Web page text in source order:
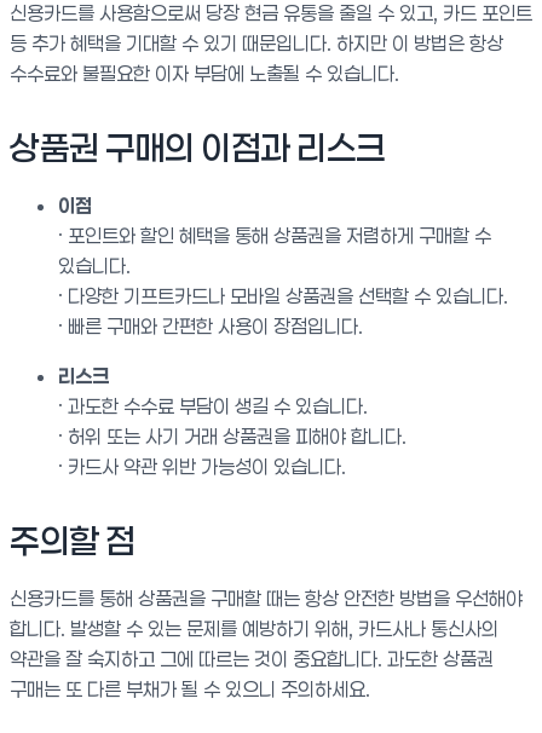
신용카드를 사용함으로써 당장 현금 유통을 줄일 수 있고, 카드 포인트
등 추가 혜택을 기대할 수 있기 때문입니다. 하지만 이 방법은 항상
수수료와 불필요한 이자 부담에 노출될 수 있습니다.
상품권 구매의 이점과 리스크
이점
· 포인트와 할인 혜택을 통해 상품권을 저렴하게 구매할 수
있습니다.
· 다양한 기프트카드나 모바일 상품권을 선택할 수 있습니다.
· 빠른 구매와 간편한 사용이 장점입니다.
리스크
· 과도한 수수료 부담이 생길 수 있습니다.
· 허위 또는 사기 거래 상품권을 피해야 합니다.
· 카드사 약관 위반 가능성이 있습니다.
주의할 점
신용카드를 통해 상품권을 구매할 때는 항상 안전한 방법을 우선해야
합니다. 발생할 수 있는 문제를 예방하기 위해, 카드사나 통신사의
약관을 잘 숙지하고 그에 따르는 것이 중요합니다. 과도한 상품권
구매는 또 다른 부채가 될 수 있으니 주의하세요.